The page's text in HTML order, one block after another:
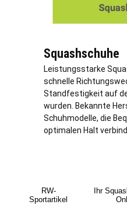
Squashschuhe
Leistungsstarke
schnelle
Standfestigkeit auf
wurden. Bekannte
Schuhmodelle, die
optimalen Halt
RW-
Sportartikel
Ihr